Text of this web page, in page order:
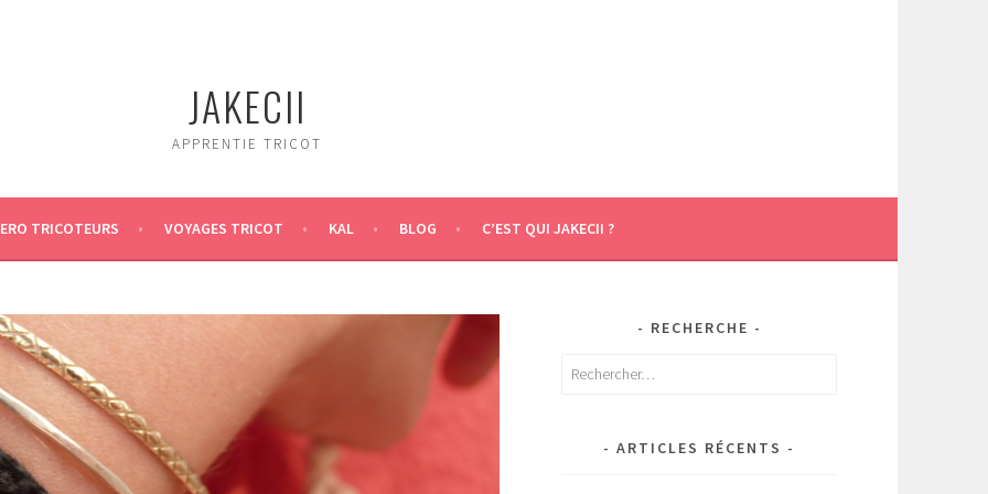
JAKECII
APPRENTIE TRICOT
TRICOTEURS VOYAGES TRICOT KAL BLOG C’EST QUI JAKECII ?
RECHERCHE
Rechercher :
ARTICLES RÉCENTS